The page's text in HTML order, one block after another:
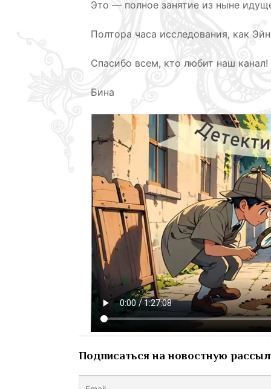
Это — полное занятие из ныне
Полтора часа исследования, как
Спасибо всем, кто любит наш канал!
Бина
Подписаться на новостную